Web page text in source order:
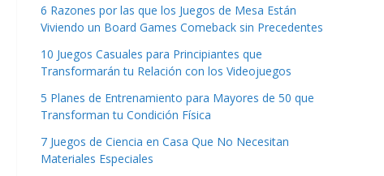
6 Razones por las que los Juegos de Mesa Están
Viviendo un Board Games Comeback sin Precedentes
10 Juegos Casuales para Principiantes que
Transformarán tu Relación con los Videojuegos
5 Planes de Entrenamiento para Mayores de 50 que
Transforman tu Condición Física
7 Juegos de Ciencia en Casa Que No Necesitan
Materiales Especiales